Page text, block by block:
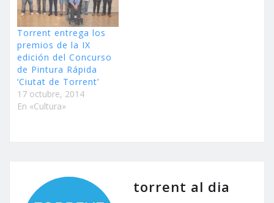
Torrent entrega los
premios de la IX
edición del Concurso
de Pintura Rápida
‘Ciutat de Torrent’
17 octubre, 2014
En «Cultura»
torrent al dia